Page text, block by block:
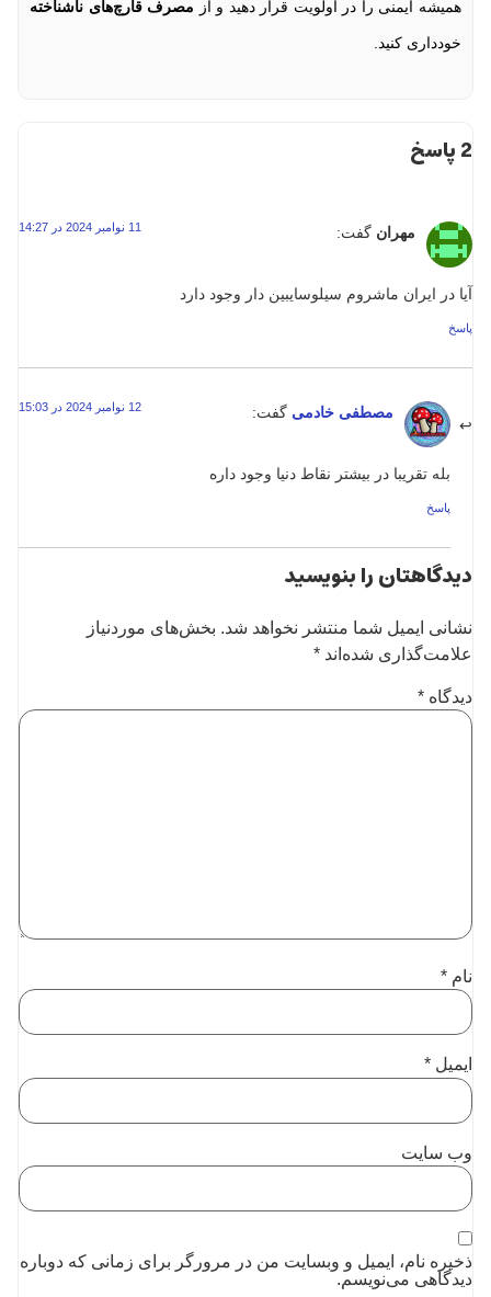
همیشه ایمنی را در اولویت قرار دهید و از مصرف قارچ‌های ناشناخته
خودداری کنید.
2 پاسخ
مهران گفت: 11 نوامبر 2024 در 14:27
آیا در ایران ماشروم سیلوسایبین دار وجود دارد
پاسخ
مصطفی خادمی گفت: 12 نوامبر 2024 در 15:03
بله تقریبا در بیشتر نقاط دنیا وجود داره
پاسخ
دیدگاهتان را بنویسید
نشانی ایمیل شما منتشر نخواهد شد. بخش‌های موردنیاز
علامت‌گذاری شده‌اند *
دیدگاه *
نام *
ایمیل *
وب‌ سایت
ذخیره نام، ایمیل و وبسایت من در مرورگر برای زمانی که دوباره
دیدگاهی می‌نویسم.